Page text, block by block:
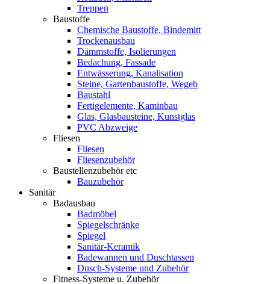
Treppen
Baustoffe
Chemische Baustoffe, Bindemitt
Trockenausbau
Dämmstoffe, Isolierungen
Bedachung, Fassade
Entwässerung, Kanalisation
Steine, Gartenbaustoffe, Wegeb
Baustahl
Fertigelemente, Kaminbau
Glas, Glasbausteine, Kunstglas
PVC Abzweige
Fliesen
Fliesen
Fliesenzubehör
Baustellenzubehör etc
Bauzubehör
Sanitär
Badausbau
Badmöbel
Spiegelschränke
Spiegel
Sanitär-Keramik
Badewannen und Duschtassen
Dusch-Systeme und Zubehör
Fitness-Systeme u. Zubehör